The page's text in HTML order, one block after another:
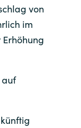
von
im